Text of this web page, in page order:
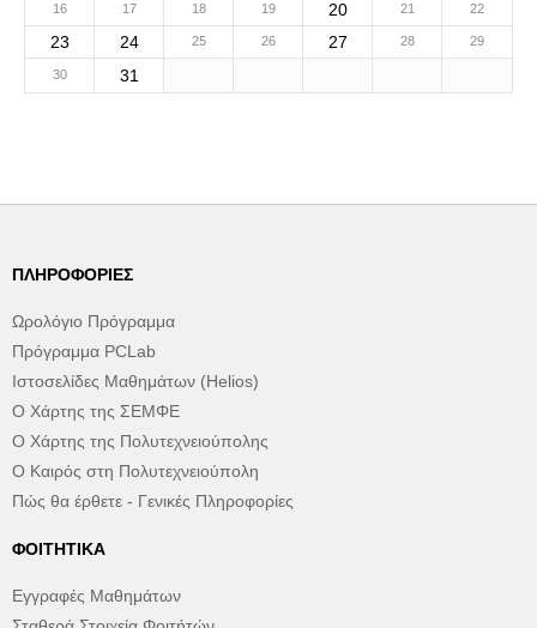
16 17 18 19 20 21 22
23 24 25 26 27 28 29
30 31
ΠΛΗΡΟΦΟΡΊΕΣ
Ωρολόγιο Πρόγραμμα
Πρόγραμμα PCLab
Ιστοσελίδες Μαθημάτων (Helios)
Ο Χάρτης της ΣΕΜΦΕ
Ο Χάρτης της Πολυτεχνειούπολης
Ο Καιρός στη Πολυτεχνειούπολη
Πώς θα έρθετε - Γενικές Πληροφορίες
ΦΟΙΤΗΤΙΚΆ
Εγγραφές Μαθημάτων